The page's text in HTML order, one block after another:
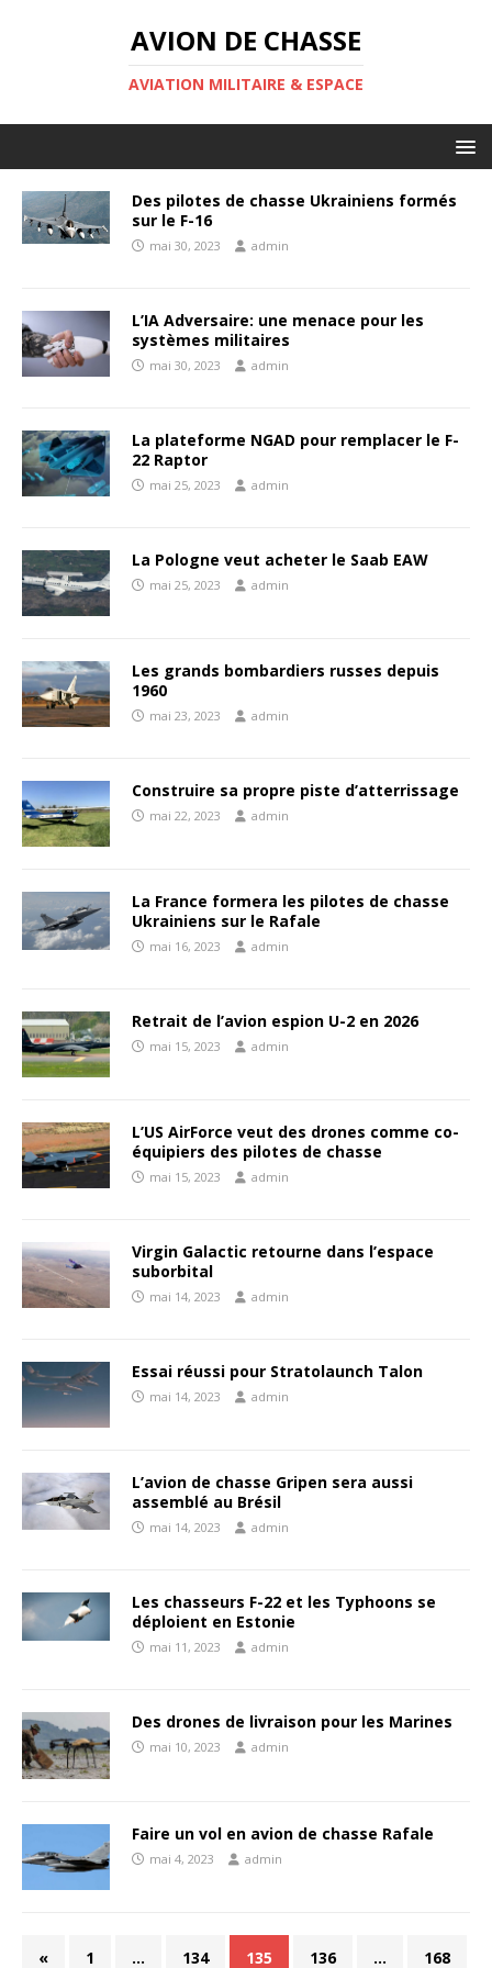
AVION DE CHASSE
AVIATION MILITAIRE & ESPACE
Des pilotes de chasse Ukrainiens formés
sur le F-16
mai 30, 2023 admin
L’IA Adversaire: une menace pour les
systèmes militaires
mai 30, 2023 admin
La plateforme NGAD pour remplacer le F-
22 Raptor
mai 25, 2023 admin
La Pologne veut acheter le Saab EAW
mai 25, 2023 admin
Les grands bombardiers russes depuis
1960
mai 23, 2023 admin
Construire sa propre piste d’atterrissage
mai 22, 2023 admin
La France formera les pilotes de chasse
Ukrainiens sur le Rafale
mai 16, 2023 admin
Retrait de l’avion espion U-2 en 2026
mai 15, 2023 admin
L’US AirForce veut des drones comme co-
équipiers des pilotes de chasse
mai 15, 2023 admin
Virgin Galactic retourne dans l’espace
suborbital
mai 14, 2023 admin
Essai réussi pour Stratolaunch Talon
mai 14, 2023 admin
L’avion de chasse Gripen sera aussi
assemblé au Brésil
mai 14, 2023 admin
Les chasseurs F-22 et les Typhoons se
déploient en Estonie
mai 11, 2023 admin
Des drones de livraison pour les Marines
mai 10, 2023 admin
Faire un vol en avion de chasse Rafale
mai 4, 2023 admin
« 1 … 134 135 136 … 168